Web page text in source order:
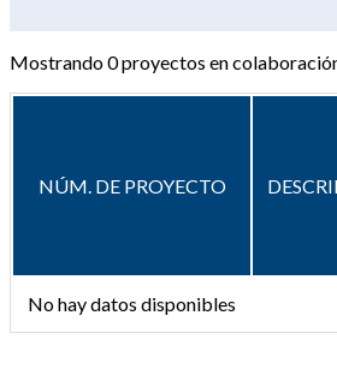
Mostrando0proyectos en
NÚM. DE PROYECTO
No hay datos disponibles